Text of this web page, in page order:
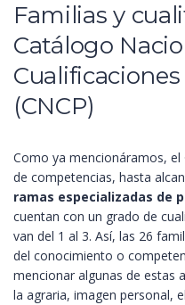
Familias y
Catálogo
(CNCP)
Como ya mencionáramos, el
de competencias, hasta
ramas especializadas de
cuentan con un grado de
van del 1 al 3. Así, las 26
del conocimiento o
mencionar algunas de estas
la agraria, imagen personal,